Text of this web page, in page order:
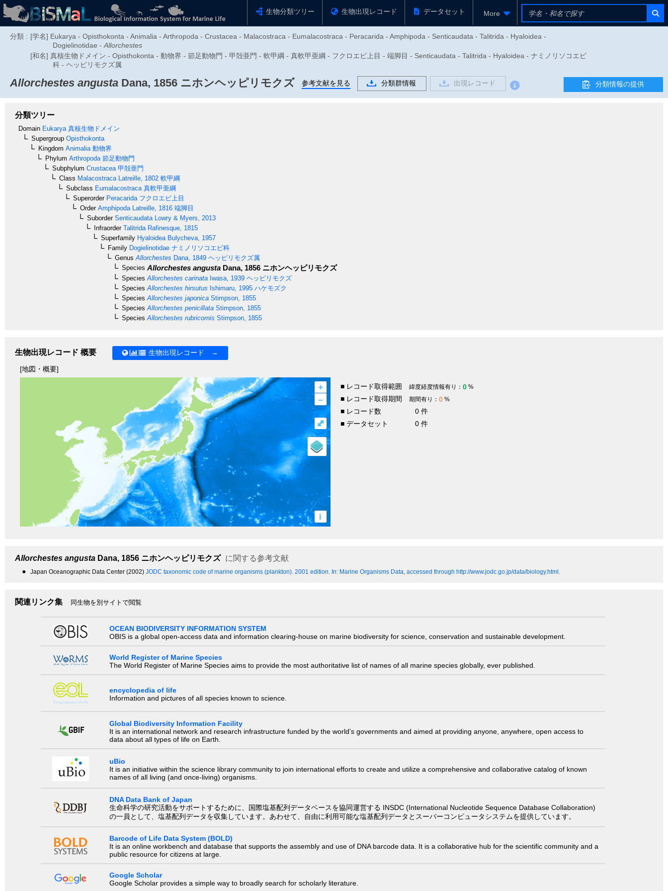
生物分類ツリー 生物出現レコード データセット More
分類 : [学名] Eukarya - Opisthokonta - Animalia - Arthropoda - Crustacea - Malacostraca - Eumalacostraca - Peracarida - Amphipoda - Senticaudata - Talitrida - Hyaloidea -
Dogielinotidae - Allorchestes
[和名] 真核生物ドメイン - Opisthokonta - 動物界 - 節足動物門 - 甲殻亜門 - 軟甲綱 - 真軟甲亜綱 - フクロエビ上目 - 端脚目 - Senticaudata - Talitrida - Hyaloidea - ナミノリソコエビ
科 - ヘッピリモクズ属
Allorchestes angusta Dana, 1856 ニホンヘッピリモクズ 参考文献を見る 分類群情報 出現レコード 分類情報の提供
分類ツリー
Domain Eukarya 真核生物ドメイン
Supergroup Opisthokonta
Kingdom Animalia 動物界
Phylum Arthropoda 節足動物門
Subphylum Crustacea 甲殻亜門
Class Malacostraca Latreille, 1802 軟甲綱
Subclass Eumalacostraca 真軟甲亜綱
SuperorderPeracarida フクロエビ上目
OrderAmphipoda Latreille, 1816 端脚目
SuborderSenticaudata Lowry & Myers, 2013
InfraorderTalitrida Rafinesque, 1815
Superfamily Hyaloidea Bulycheva, 1957
Family Dogielinotidae ナミノリソコエビ科
Genus Allorchestes Dana, 1849 ヘッピリモクズ属
Species Allorchestes angusta Dana, 1856 ニホンヘッピリモクズ
Species Allorchestes carinata Iwasa, 1939 ヘッピリモクズ
Species Allorchestes hirsutus Ishimaru, 1995 ハケモズク
Species Allorchestes japonica Stimpson, 1855
Species Allorchestes penicillata Stimpson, 1855
Species Allorchestes rubricornis Stimpson, 1855
生物出現レコード 概要 生物出現レコード →
[地図・概要]
+
–
i
⤢
■ レコード取得範囲 緯度経度情報有り： 0 %
■ レコード取得期間 期間有り： 0 %
■ レコード数
0 件
■ データセット
0 件
Allorchestes angusta Dana, 1856 ニホンヘッピリモクズ に関する参考文献
● Japan Oceanographic Data Center (2002) JODC taxonomic code of marine organisms (plankton). 2001 edition. In: Marine Organisms Data, accessed through http://www.jodc.go.jp/data/biology.html.
関連リンク集 同生物を別サイトで閲覧
OCEAN BIODIVERSITY INFORMATION SYSTEM
OBIS is a global open-access data and information clearing-house on marine biodiversity for science, conservation and sustainable development.
World Register of Marine Species
The World Register of Marine Species aims to provide the most authoritative list of names of all marine species globally, ever published.
encyclopedia of life
Information and pictures of all species known to science.
Global Biodiversity Information Facility
It is an international network and research infrastructure funded by the world’s governments and aimed at providing anyone, anywhere, open access to
data about all types of life on Earth.
uBio
It is an initiative within the science library community to join international efforts to create and utilize a comprehensive and collaborative catalog of known
names of all living (and once-living) organisms.
DNA Data Bank of Japan
生命科学の研究活動をサポートするために、国際塩基配列データベースを協同運営する INSDC (International Nucleotide Sequence Database Collaboration)
の一員として、塩基配列データを収集しています。あわせて、自由に利用可能な塩基配列データとスーパーコンピュータシステムを提供しています。
Barcode of Life Data System (BOLD)
It is an online workbench and database that supports the assembly and use of DNA barcode data. It is a collaborative hub for the scientific community and a
public resource for citizens at large.
Google Scholar
Google Scholar provides a simple way to broadly search for scholarly literature.